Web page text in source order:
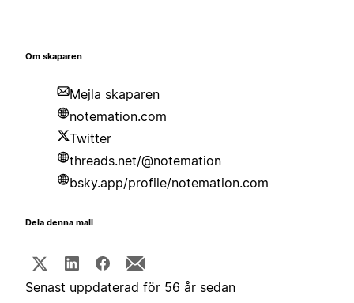
Om skaparen
Mejla skaparen
notemation.com
Twitter
threads.net/@notemation
bsky.app/profile/notemation.com
Dela denna mall
Senast uppdaterad för 56 år sedan